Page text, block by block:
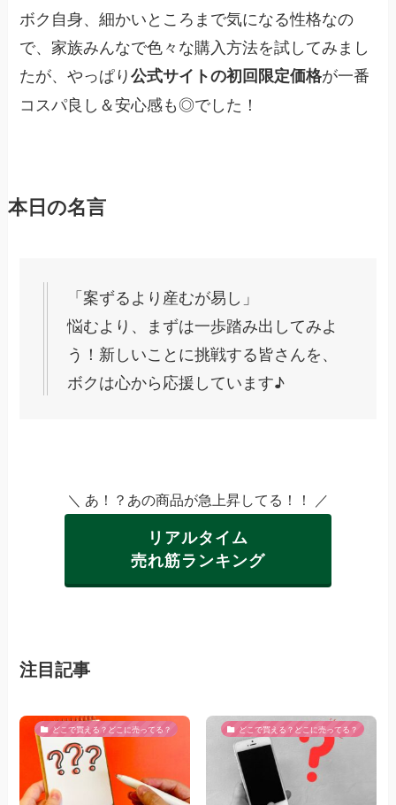
ボク自身、細かいところまで気になる性格なの
で、家族みんなで色々な購入方法を試してみまし
たが、やっぱり公式サイトの初回限定価格が一番
コスパ良し＆安心感も◎でした！
本日の名言
「案ずるより産むが易し」
悩むより、まずは一歩踏み出してみよ
う！新しいことに挑戦する皆さんを、
ボクは心から応援しています♪
＼ あ！？あの商品が急上昇してる！！ ／
リアルタイム
売れ筋ランキング
注目記事
どこで買える？どこに売ってる？ どこで買える？どこに売ってる？